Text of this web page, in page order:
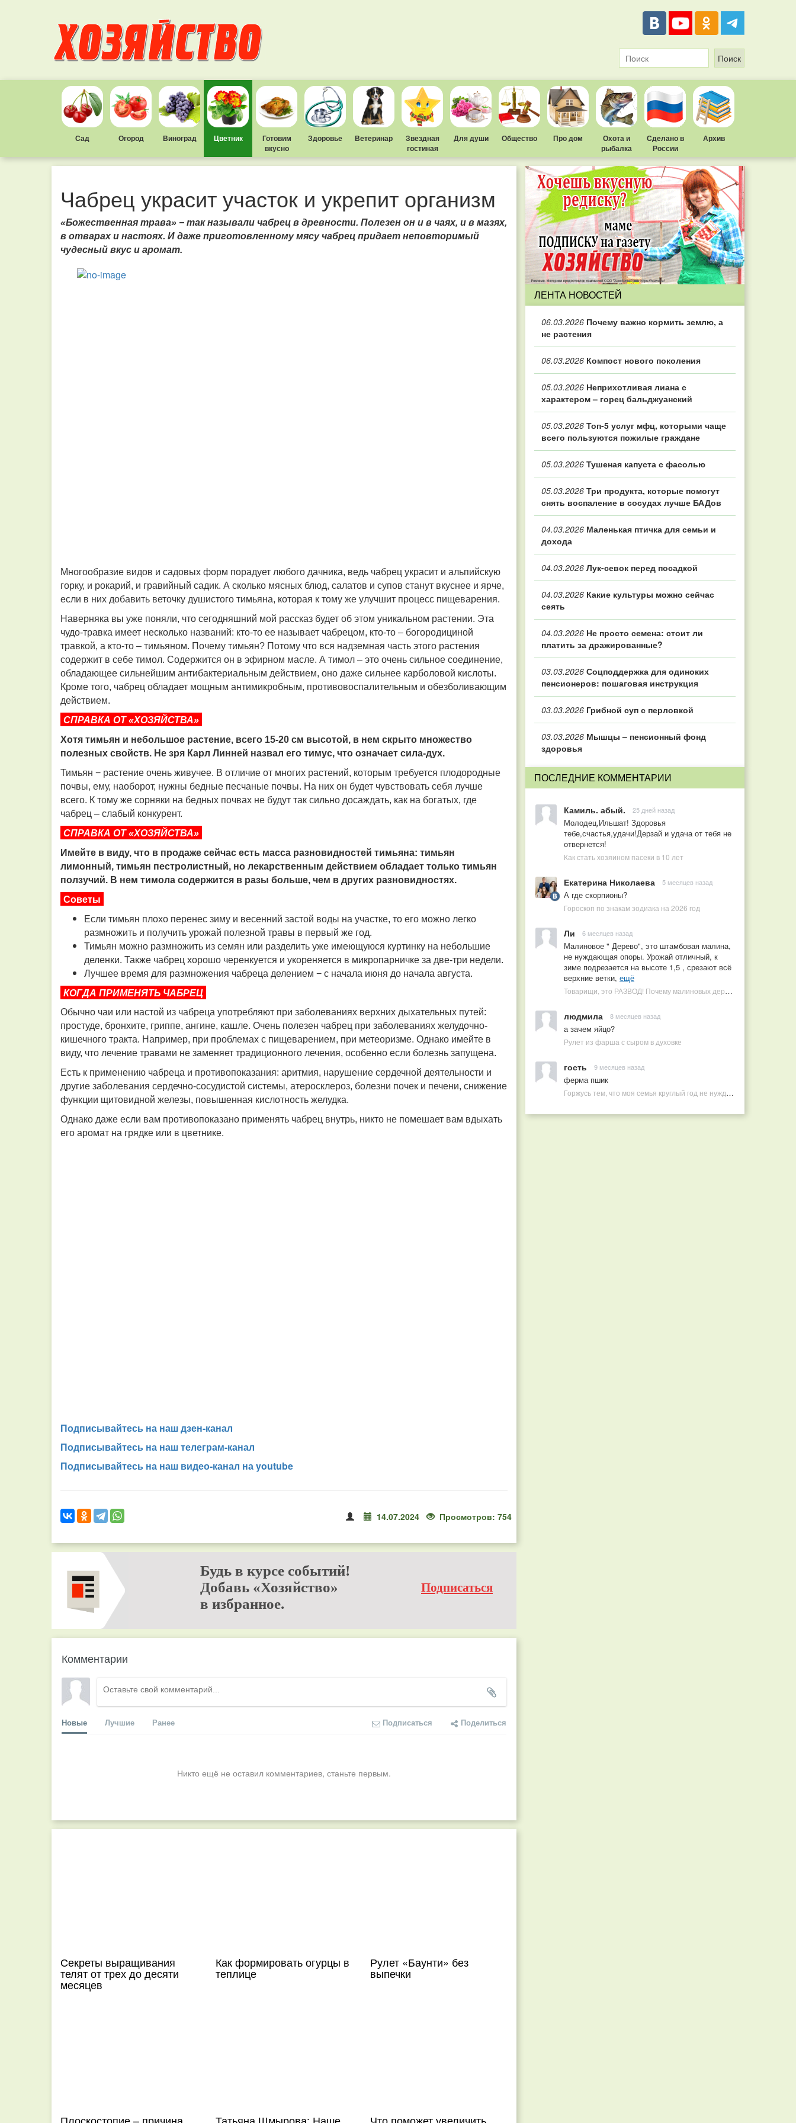
Сад Огород Виноград Цветник
Готовим
вкусно
Здоровье Ветеринар
Звездная
гостиная
Для души Общество Про дом
Охота и
рыбалка
Сделано в
России
Архив
Чабрец украсит участок и укрепит организм
«Божественная трава» − так называли чабрец в древности. Полезен он и в чаях, и в мазях,
в отварах и настоях. И даже приготовленному мясу чабрец придает неповторимый
чудесный вкус и аромат.
Многообразие видов и садовых форм порадует любого дачника, ведь чабрец украсит и альпийскую
горку, и рокарий, и гравийный садик. А сколько мясных блюд, салатов и супов станут вкуснее и ярче,
если в них добавить веточку душистого тимьяна, которая к тому же улучшит процесс пищеварения.
Наверняка вы уже поняли, что сегодняшний мой рассказ будет об этом уникальном растении. Эта
чудо-травка имеет несколько названий: кто-то ее называет чабрецом, кто-то – богородициной
травкой, а кто-то – тимьяном. Почему тимьян? Потому что вся надземная часть этого растения
содержит в себе тимол. Содержится он в эфирном масле. А тимол – это очень сильное соединение,
обладающее сильнейшим антибактериальным действием, оно даже сильнее карболовой кислоты.
Кроме того, чабрец обладает мощным антимикробным, противовоспалительным и обезболивающим
действием.
СПРАВКА ОТ «ХОЗЯЙСТВА»
Хотя тимьян и небольшое растение, всего 15-20 см высотой, в нем скрыто множество
полезных свойств. Не зря Карл Линней назвал его тимус, что означает сила-дух.
Тимьян − растение очень живучее. В отличие от многих растений, которым требуется плодородные
почвы, ему, наоборот, нужны бедные песчаные почвы. На них он будет чувствовать себя лучше
всего. К тому же сорняки на бедных почвах не будут так сильно досаждать, как на богатых, где
чабрец – слабый конкурент.
СПРАВКА ОТ «ХОЗЯЙСТВА»
Имейте в виду, что в продаже сейчас есть масса разновидностей тимьяна: тимьян
лимонный, тимьян пестролистный, но лекарственным действием обладает только тимьян
ползучий. В нем тимола содержится в разы больше, чем в других разновидностях.
Советы
Если тимьян плохо перенес зиму и весенний застой воды на участке, то его можно легко
размножить и получить урожай полезной травы в первый же год.
Тимьян можно размножить из семян или разделить уже имеющуюся куртинку на небольшие
деленки. Также чабрец хорошо черенкуется и укореняется в микропарничке за две-три недели.
Лучшее время для размножения чабреца делением − с начала июня до начала августа.
КОГДА ПРИМЕНЯТЬ ЧАБРЕЦ
Обычно чаи или настой из чабреца употребляют при заболеваниях верхних дыхательных путей:
простуде, бронхите, гриппе, ангине, кашле. Очень полезен чабрец при заболеваниях желудочно-
кишечного тракта. Например, при проблемах с пищеварением, при метеоризме. Однако имейте в
виду, что лечение травами не заменяет традиционного лечения, особенно если болезнь запущена.
Есть к применению чабреца и противопоказания: аритмия, нарушение сердечной деятельности и
другие заболевания сердечно-сосудистой системы, атеросклероз, болезни почек и печени, снижение
функции щитовидной железы, повышенная кислотность желудка.
Однако даже если вам противопоказано применять чабрец внутрь, никто не помешает вам вдыхать
его аромат на грядке или в цветнике.
Подписывайтесь на наш дзен-канал
Подписывайтесь на наш телеграм-канал
Подписывайтесь на наш видео-канал на youtube
14.07.2024 Просмотров: 754
Будь в курсе событий!
Добавь «Хозяйство»
в избранное.
Подписаться
Комментарии
Новые Лучшие Ранее Подписаться Поделиться
Никто ещё не оставил комментариев, станьте первым.
Секреты выращивания
телят от трех до десяти
месяцев
Как формировать огурцы в
теплице
Рулет «Баунти» без
выпечки
ЛЕНТА НОВОСТЕЙ
06.03.2026 Почему важно кормить землю, а
не растения
06.03.2026 Компост нового поколения
05.03.2026 Неприхотливая лиана с
характером – горец бальджуанский
05.03.2026 Топ‑5 услуг мфц, которыми чаще
всего пользуются пожилые граждане
05.03.2026 Тушеная капуста с фасолью
05.03.2026 Три продукта, которые помогут
снять воспаление в сосудах лучше БАДов
04.03.2026 Маленькая птичка для семьи и
дохода
04.03.2026 Лук-севок перед посадкой
04.03.2026 Какие культуры можно сейчас
сеять
04.03.2026 Не просто семена: стоит ли
платить за дражированные?
03.03.2026 Соцподдержка для одиноких
пенсионеров: пошаговая инструкция
03.03.2026 Грибной суп с перловкой
03.03.2026 Мышцы – пенсионный фонд
здоровья
ПОСЛЕДНИЕ КОММЕНТАРИИ
Камиль. абый. 25 дней назад
Молодец,Ильшат! Здоровья
тебе,счастья,удачи!Дерзай и удача от тебя не
отвернется!
Как стать хозяином пасеки в 10 лет
Екатерина Николаева 5 месяцев назад
А где скорпионы?
Гороскоп по знакам зодиака на 2026 год
Ли 6 месяцев назад
Малиновое " Дерево", это штамбовая малина,
не нуждающая опоры. Урожай отличный, к
зиме подрезается на высоте 1,5 , срезают всё
верхние ветки, ещё
Товарищи, это РАЗВОД! Почему малиновых деревьев не бывает, или Как ушлые продавцы наживаются на мечтах садоводов
людмила 8 месяцев назад
а зачем яйцо?
Рулет из фарша с сыром в духовке
гость 9 месяцев назад
ферма пшик
Горжусь тем, что моя семья круглый год не нуждается в покупных витаминах